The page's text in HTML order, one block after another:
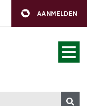
AANMELDEN